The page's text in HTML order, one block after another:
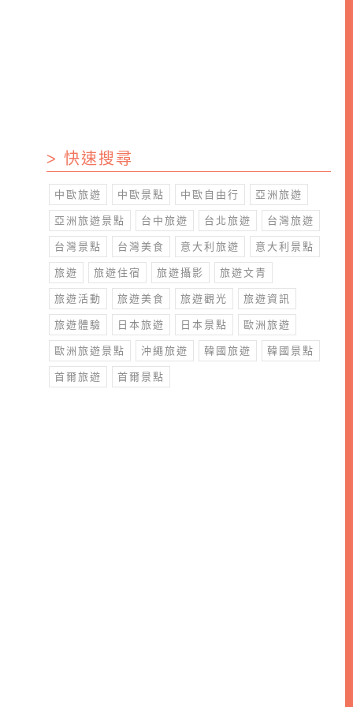
> 快速搜尋
中歐旅遊 中歐景點 中歐自由行 亞洲旅遊
亞洲旅遊景點 台中旅遊 台北旅遊 台灣旅遊
台灣景點 台灣美食 意大利旅遊 意大利景點
旅遊 旅遊住宿 旅遊攝影 旅遊文青
旅遊活動 旅遊美食 旅遊觀光 旅遊資訊
旅遊體驗 日本旅遊 日本景點 歐洲旅遊
歐洲旅遊景點 沖繩旅遊 韓國旅遊 韓國景點
首爾旅遊 首爾景點